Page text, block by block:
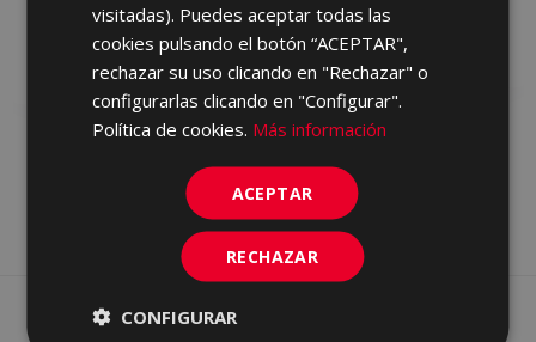
DANDY
PASTA ROJA, PORCELANICO, PASTA
FRONT
PORCELANICO
visitadas). Puedes aceptar todas las
cookies pulsando el botón “ACEPTAR",
rechazar su uso clicando en "Rechazar" o
configurarlas clicando en "Configurar".
Política de cookies. Más información
ACEPTAR
RECHAZAR
CONFIGURAR